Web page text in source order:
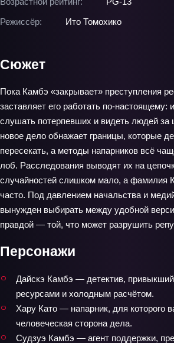
Режиссёр:
Ито Томохико
Сюжет
Пока Камбэ «закрывает» преступления
заставляет его работать по-настоящему:
слушать потерпевших и видеть людей
новое дело обнажает границы, которые
пересекать, а методы напарников всё
лоб. Расследования выводят их на
случайностей слишком мало, а фамилия
часто. Под давлением начальства и
вынужден выбирать между удобной
правдой — той, что может разрушить
Персонажи
Дайскэ Камбэ — детектив,
ресурсами и холодным расчётом.
Хару Като — напарник, для которого
человеческая сторона дела.
Судзуэ Камбэ — агент поддержки,